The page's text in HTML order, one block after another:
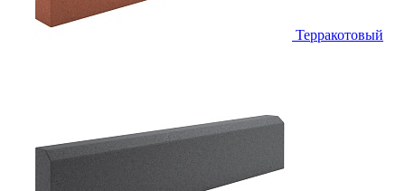
Терракотовый